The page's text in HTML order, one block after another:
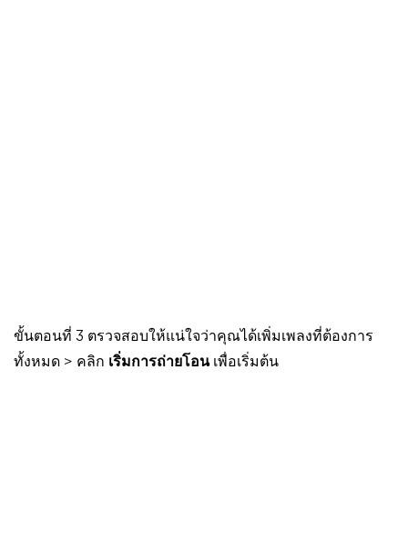
ขั้นตอนที่ 3 ตรวจสอบให้แน่ใจว่าคุณได้เพิ่มเพลงที่ต้องการ
ทั้งหมด > คลิก เริ่มการถ่ายโอนเพื่อเริ่มต้น